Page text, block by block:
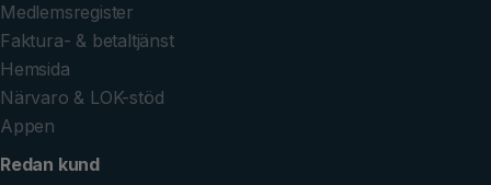
Medlemsregister
Faktura- & betaltjänst
Hemsida
Närvaro & LOK-stöd
Appen
Redan kund